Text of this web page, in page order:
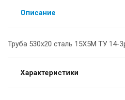
Описание
Труба 530х20 сталь 15Х5М ТУ 14-
Характеристики